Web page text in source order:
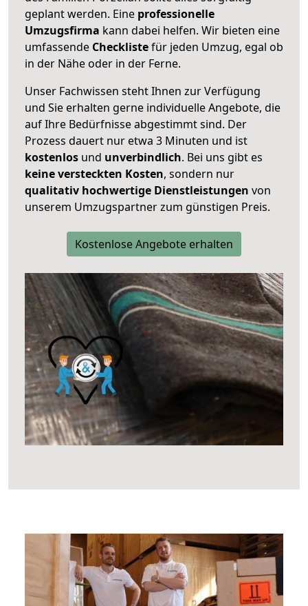
geplant werden. Eine professionelle
Umzugsfirma kann dabei helfen. Wir bieten eine
umfassende Checklistefür jeden Umzug, egal ob
in der Nähe oder in der Ferne.
Unser Fachwissen steht Ihnen zur Verfügung
und Sie erhalten gerne individuelle Angebote, die
auf Ihre Bedürfnisse abgestimmt sind. Der
Prozess dauert nur etwa 3 Minuten und ist
kostenlos und unverbindlich. Bei uns gibt es
keine versteckten Kosten, sondern nur
qualitativ hochwertige Dienstleistungen von
unserem Umzugspartner zum günstigen Preis.
Kostenlose Angebote erhalten